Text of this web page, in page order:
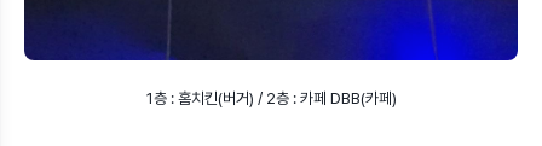
1층 : 홈치킨(버거) / 2층 : 카페 DBB(카페)